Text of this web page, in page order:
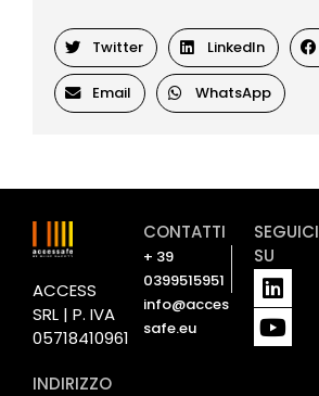
Twitter LinkedIn
Email WhatsApp
ACCESS
SRL | P. IVA
05718410961
INDIRIZZO
CONTATTI
+ 39
0399515951
info@acces
safe.eu
SEGUICI
SU
L
i
n
k
Y
o
u
t